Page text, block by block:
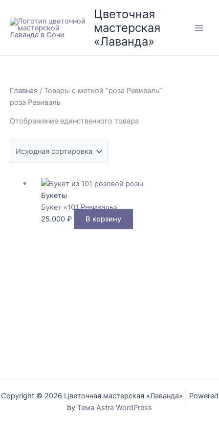
содержимому
Цветочная
мастерская
«Лаванда»
Главная / Товары с меткой “роза Ревиваль”
роза Ревиваль
Отображение единственного товара
Букеты
Букет «101 Ревиваль»
25.000 ₽ В корзину
Copyright © 2026 Цветочная мастерская «Лаванда» | Powered
by Тема Astra WordPress